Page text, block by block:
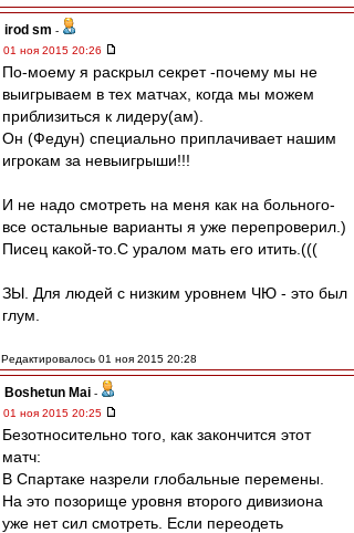
irod sm -
01 ноя 2015 20:26
По-моему я раскрыл секрет -почему мы не
выигрываем в тех матчах, когда мы можем
приблизиться к лидеру(ам).
Он (Федун) специально приплачивает нашим
игрокам за невыигрыши!!!
И не надо смотреть на меня как на больного-
все остальные варианты я уже перепроверил.)
Писец какой-то.С уралом мать его итить.(((
ЗЫ. Для людей с низким уровнем ЧЮ - это был
глум.
Редактировалось 01 ноя 2015 20:28
Boshetun Mai -
01 ноя 2015 20:25
Безотносительно того, как закончится этот
матч:
В Спартаке назрели глобальные перемены.
На это позорище уровня второго дивизиона
уже нет сил смотреть. Если переодеть